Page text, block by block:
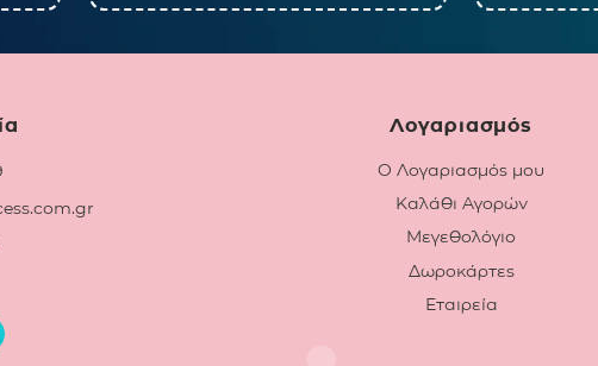
Λογαριασμός
Ο Λογαριασμός μου
Καλάθι Αγορών
Μεγεθολόγιο
Δωροκάρτες
Εταιρεία